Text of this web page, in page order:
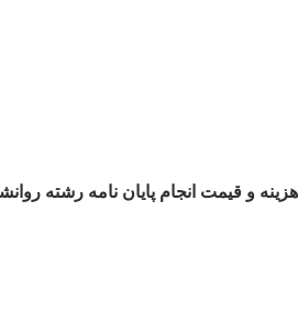
هزینه و قیمت انجام پایان نامه رشته